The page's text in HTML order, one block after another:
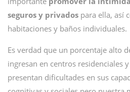
seguros y privados para ella, así
habitaciones y baños individuales.
Es verdad que un porcentaje alto
ingresan en centros residenciales
presentan dificultades en sus